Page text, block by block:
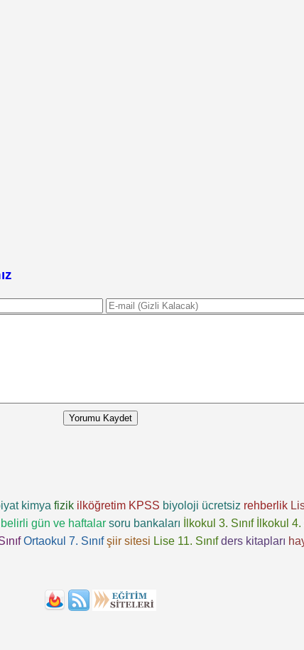
Yorumu Kaydet
kimya fizik ilköğretim KPSS biyoloji ücretsiz rehberlik
belirli gün ve haftalar soru bankaları İlkokul 3. Sınıf İlkokul 4.
Ortaokul 7. Sınıf şiir sitesi Lise 11. Sınıf ders kitapları